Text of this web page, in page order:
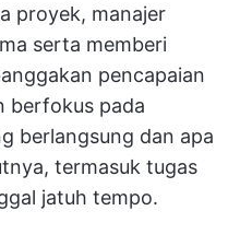
proyek, manajer
serta memberi
pencapaian
berfokus pada
berlangsung dan apa
termasuk tugas
jatuh tempo.